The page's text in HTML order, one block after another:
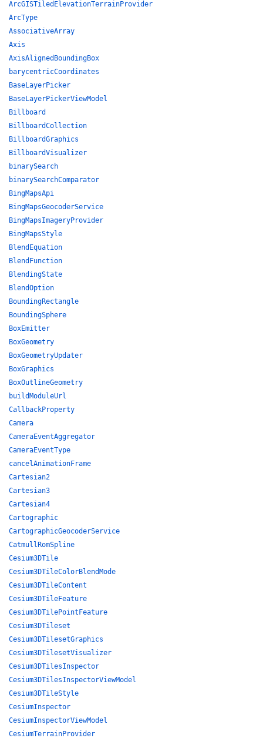
ArcGISTiledElevationTerrainProvider
ArcType
AssociativeArray
Axis
AxisAlignedBoundingBox
barycentricCoordinates
BaseLayerPicker
BaseLayerPickerViewModel
Billboard
BillboardCollection
BillboardGraphics
BillboardVisualizer
binarySearch
binarySearchComparator
BingMapsApi
BingMapsGeocoderService
BingMapsImageryProvider
BingMapsStyle
BlendEquation
BlendFunction
BlendingState
BlendOption
BoundingRectangle
BoundingSphere
BoxEmitter
BoxGeometry
BoxGeometryUpdater
BoxGraphics
BoxOutlineGeometry
buildModuleUrl
CallbackProperty
Camera
CameraEventAggregator
CameraEventType
cancelAnimationFrame
Cartesian2
Cartesian3
Cartesian4
Cartographic
CartographicGeocoderService
CatmullRomSpline
Cesium3DTile
Cesium3DTileColorBlendMode
Cesium3DTileContent
Cesium3DTileFeature
Cesium3DTilePointFeature
Cesium3DTileset
Cesium3DTilesetGraphics
Cesium3DTilesetVisualizer
Cesium3DTilesInspector
Cesium3DTilesInspectorViewModel
Cesium3DTileStyle
CesiumInspector
CesiumInspectorViewModel
CesiumTerrainProvider